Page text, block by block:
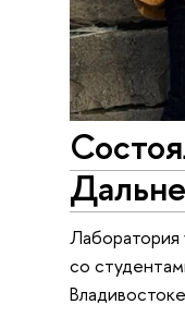
Лаборатория
со